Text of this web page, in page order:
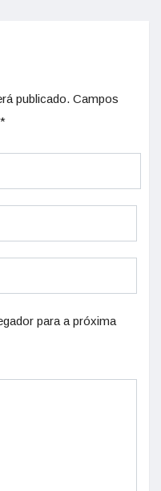
publicado. Campos
*
para a próxima